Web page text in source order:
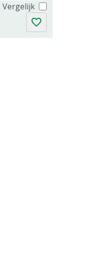
Vergelijk